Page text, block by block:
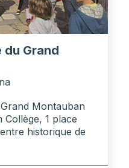
du Grand
Montauban
1 place
historique de
à la recherche
de visites